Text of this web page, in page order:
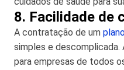
8. Facilidade de
A contratação de um
simples e
para empresas de todos